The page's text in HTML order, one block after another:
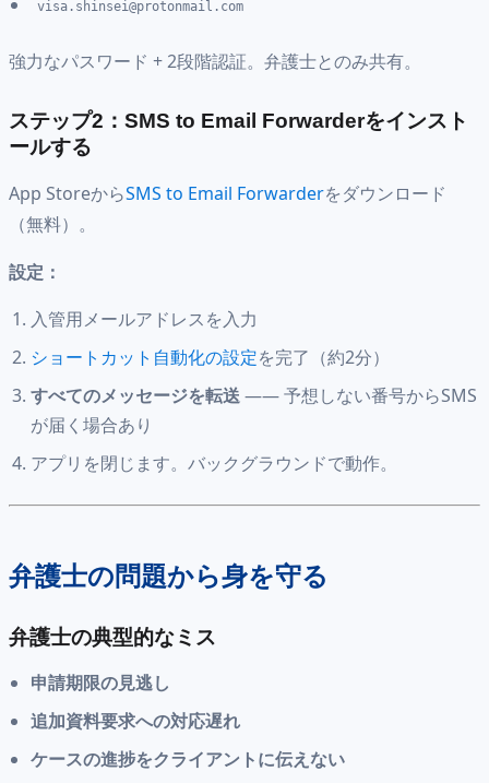
visa.shinsei@protonmail.com
強力なパスワード + 2段階認証。弁護士とのみ共有。
ステップ2：SMS to Email Forwarderをインスト
ールする
App StoreからSMS to Email Forwarderをダウンロード
（無料）。
設定：
入管用メールアドレスを入力
ショートカット自動化の設定を完了（約2分）
すべてのメッセージを転送—— 予想しない番号からSMS
が届く場合あり
アプリを閉じます。バックグラウンドで動作。
弁護士の問題から身を守る
弁護士の典型的なミス
申請期限の見逃し
追加資料要求への対応遅れ
ケースの進捗をクライアントに伝えない